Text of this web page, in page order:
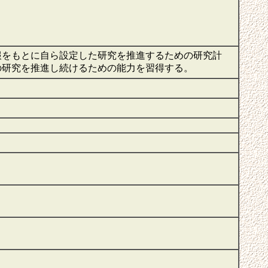
もとに自ら設定した研究を推進するための研究計
究を推進し続けるための能力を習得する。